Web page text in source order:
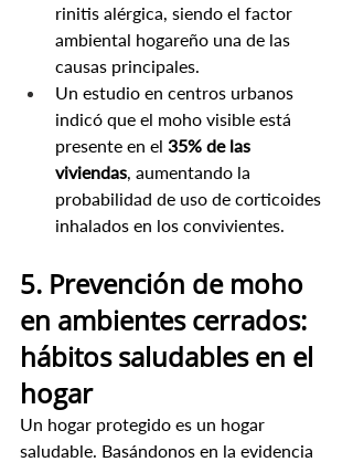
rinitis alérgica, siendo el factor
ambiental hogareño una de las
causas principales.
Un estudio en centros urbanos
indicó que el moho visible está
presente en el 35% de las
viviendas , aumentando la
probabilidad de uso de corticoides
inhalados en los convivientes.
5. Prevención de moho
en ambientes cerrados:
hábitos saludables en el
hogar
Un hogar protegido es un hogar
saludable. Basándonos en la evidencia